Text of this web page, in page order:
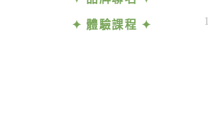
✦ 體驗課程 ✦ 1